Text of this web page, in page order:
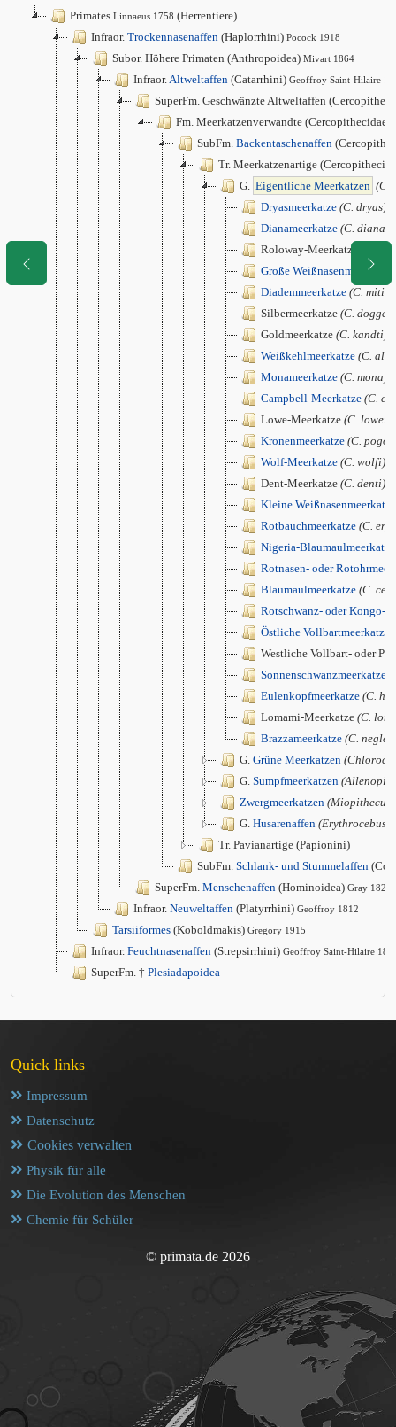
Primates Linnaeus 1758 (Herrentiere)
Infraor. Trockennasenaffen (Haplorrhini) Pocock 1918
Subor. Höhere Primaten (Anthropoidea) Mivart 1864
Infraor.Altweltaffen (Catarrhini) Geoffroy Saint-Hilaire
SuperFm. Geschwänzte Altweltaffen
Fm. Meerkatzenverwandte (Cercopithecidae)
SubFm. Backentaschenaffen
Tr. Meerkatzenartige
G. Eigentliche Meerkatzen
Dryasmeerkatze (C. dryas)
Dianameerkatze (C. diana)
Roloway-Meerkatze
(C.
Große Weißnasenmeerkatze
Diademmeerkatze (C. mitis)
Silbermeerkatze (C.
Goldmeerkatze (C. kandti)
Weißkehlmeerkatze (C.
Monameerkatze (C. mona)
Campbell-Meerkatze (C.
Lowe-Meerkatze (C. lowei)
Kronenmeerkatze (C.
Wolf-Meerkatze (C. wolfi)
Dent-Meerkatze (C. denti)
Kleine Weißnasenmeerkatze
Rotbauchmeerkatze (C.
Nigeria-Blaumaulmeerkatze
Rotnasen- oder
Blaumaulmeerkatze (C.
Rotschwanz- oder Kongo-
Östliche Vollbartmeerkatze
Westliche Vollbart- oder
Sonnenschwanzmeerkatze
Eulenkopfmeerkatze (C.
Lomami-Meerkatze (C.
Brazzameerkatze (C.
G. Grüne Meerkatzen
G. Sumpfmeerkatzen
Zwergmeerkatzen (Miopithecus)
G. Husarenaffen (Erythrocebus)
Tr. Pavianartige (Papionini)
SubFm. Schlank- und Stummelaffen
SuperFm. Menschenaffen (Hominoidea) Gray 1825
Infraor. Neuweltaffen (Platyrrhini) Geoffroy 1812
Tarsiiformes (Koboldmakis) Gregory 1915
Infraor. Feuchtnasenaffen (Strepsirrhini) Geoffroy Saint-Hilaire
SuperFm. † Plesiadapoidea
Quick links
Impressum
Datenschutz
Cookies verwalten
Physik für alle
Die Evolution des Menschen
Chemie für Schüler
© primata.de 2026